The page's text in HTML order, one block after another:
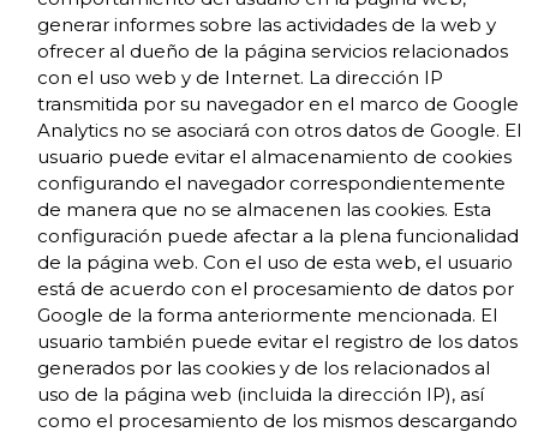
generar informes sobre las actividades de la web y
ofrecer al dueño de la página servicios relacionados
con el uso web y de Internet. La dirección IP
transmitida por su navegador en el marco de Google
Analytics no se asociará con otros datos de Google. El
usuario puede evitar el almacenamiento de cookies
configurando el navegador correspondientemente
de manera que no se almacenen las cookies. Esta
configuración puede afectar a la plena funcionalidad
de la página web. Con el uso de esta web, el usuario
está de acuerdo con el procesamiento de datos por
Google de la forma anteriormente mencionada. El
usuario también puede evitar el registro de los datos
generados por las cookies y de los relacionados al
uso de la página web (incluida la dirección IP), así
como el procesamiento de los mismos descargando